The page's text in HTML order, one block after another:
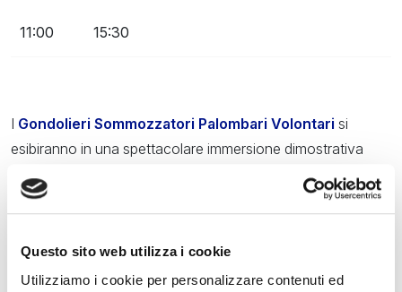
Questo sito web utilizza i cookie
Utilizziamo i cookie per personalizzare contenuti ed
11:00 15:30
I Gondolieri Sommozzatori Palombari Volontari si
esibiranno in una spettacolare immersione dimostrativa
con il
La vestizione, particolarmente affascinante e complessa, si
Enrico Dandolo, seguita alle ore 11:00 dall’immersione
dimostrativa nell’area Scali.